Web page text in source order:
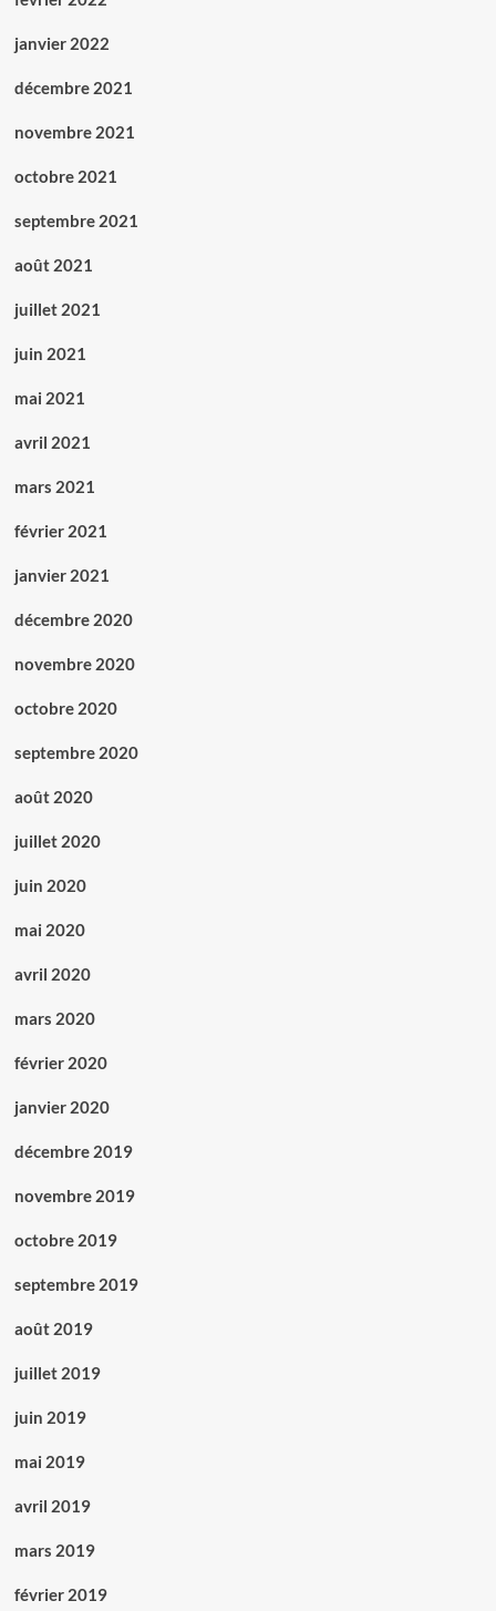
janvier 2022
décembre 2021
novembre 2021
octobre 2021
septembre 2021
août 2021
juillet 2021
juin 2021
mai 2021
avril 2021
mars 2021
février 2021
janvier 2021
décembre 2020
novembre 2020
octobre 2020
septembre 2020
août 2020
juillet 2020
juin 2020
mai 2020
avril 2020
mars 2020
février 2020
janvier 2020
décembre 2019
novembre 2019
octobre 2019
septembre 2019
août 2019
juillet 2019
juin 2019
mai 2019
avril 2019
mars 2019
février 2019